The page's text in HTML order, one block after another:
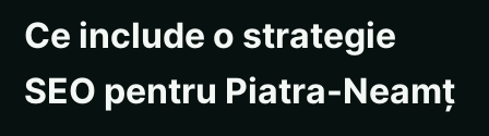
Ce include o strategie
SEO pentru Piatra-Neamț